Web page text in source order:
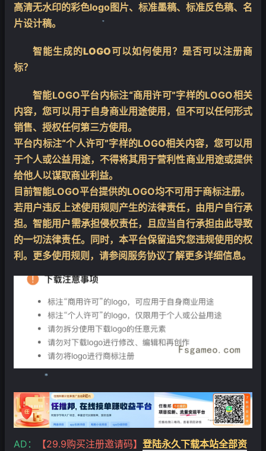
高清无水印的彩色logo图片、标准墨稿、标准反色稿、名
片设计稿。
智能生成的LOGO可以如何使用？是否可以注册商
标？
智能LOGO平台内标注“商用许可”字样的LOGO相关
内容，您可以用于自身商业用途使用，但不可以任何形式
销售、授权任何第三方使用。
平台内标注“个人许可”字样的LOGO相关内容，您可以用
于个人或公益用途，不得将其用于营利性商业用途或提供
给他人以谋取商业利益。
目前智能LOGO平台提供的LOGO均不可用于商标注册。
若用户违反上述使用规则产生的法律责任，由用户自行承
担。智能用户需承担侵权责任，且应当自行承担由此导致
的一切法律责任。同时，本平台保留追究您违规使用的权
利。更多使用规则，请参阅服务协议了解更多详细信息。
AD： 【29.9购买注册邀请码】 登陆永久下载本站全部资
❄
❄